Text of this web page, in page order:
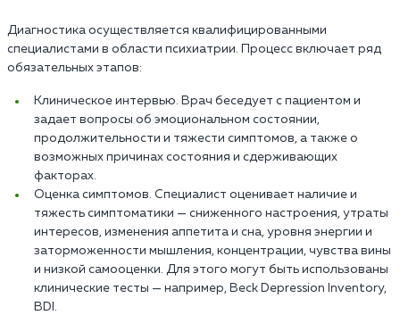
Диагностика осуществляется квалифицированными
специалистами в области психиатрии. Процесс включает ряд
обязательных этапов:
Клиническое интервью. Врач беседует с пациентом и
задает вопросы об эмоциональном состоянии,
продолжительности и тяжести симптомов, а также о
возможных причинах состояния и сдерживающих
факторах.
Оценка симптомов. Специалист оценивает наличие и
тяжесть симптоматики — сниженного настроения, утраты
интересов, изменения аппетита и сна, уровня энергии и
заторможенности мышления, концентрации, чувства вины
и низкой самооценки. Для этого могут быть использованы
клинические тесты — например, Beck Depression Inventory,
BDI.